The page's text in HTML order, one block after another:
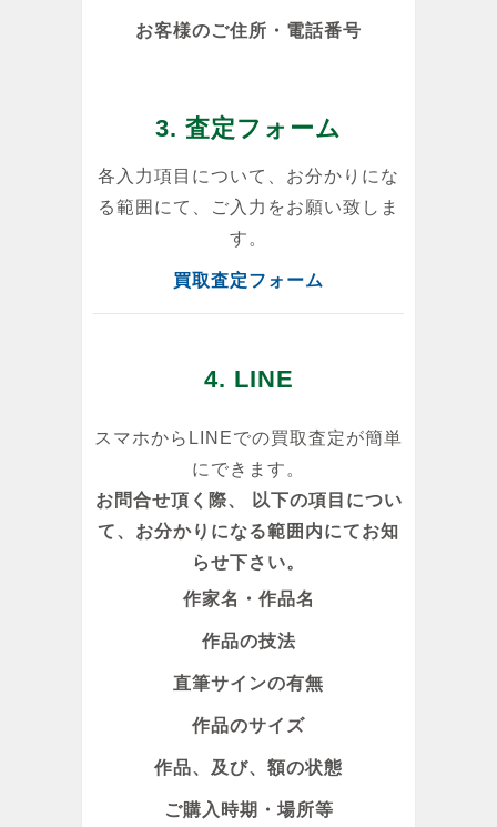
お客様のご住所・電話番号
3. 査定フォーム
各入力項目について、お分かりにな
る範囲にて、ご入力をお願い致しま
す。
買取査定フォーム
4. LINE
スマホからLINEでの買取査定が簡単
にできます。
お問合せ頂く際、 以下の項目につい
て、お分かりになる範囲内にてお知
らせ下さい。
作家名・作品名
作品の技法
直筆サインの有無
作品のサイズ
作品、及び、額の状態
ご購入時期・場所等